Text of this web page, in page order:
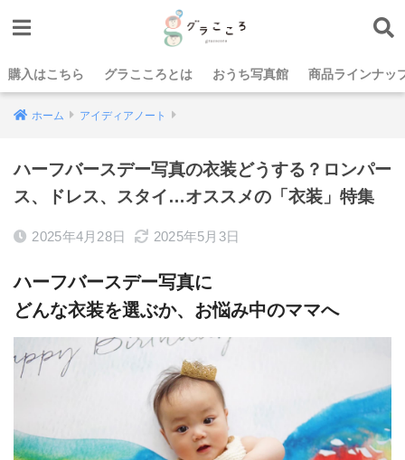
購入はこちら グラこころとは おうち写真館 商品ラインナッ
ホーム アイディアノート
ハーフバースデー写真の衣装どうする？ロンパー
ス、ドレス、スタイ…オススメの「衣装」特集
2025年4月28日 2025年5月3日
ハーフバースデー写真に
どんな衣装を選ぶか、お悩み中のママへ